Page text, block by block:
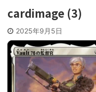
cardimage (3)
2025年9月5日